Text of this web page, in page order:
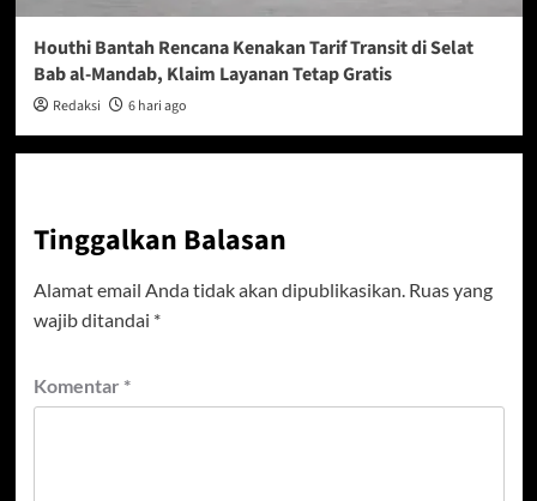
Houthi Bantah Rencana Kenakan Tarif Transit di Selat
Bab al-Mandab, Klaim Layanan Tetap Gratis
Redaksi 6 hari ago
Tinggalkan Balasan
Alamat email Anda tidak akan dipublikasikan. Ruas yang
wajib ditandai *
Komentar *